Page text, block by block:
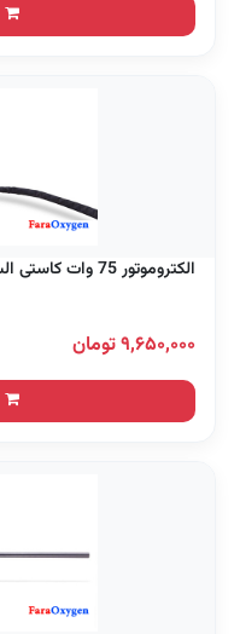
الکتروموتور 75 وات کاستی السا موتور
۹,۶۵۰,۰۰۰ تومان